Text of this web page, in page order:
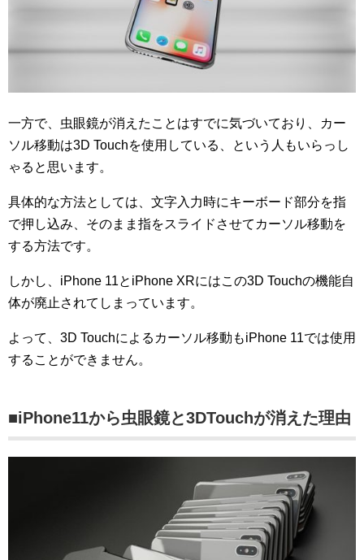
一方で、虫眼鏡が消えたことはすでに気づいており、カー
ソル移動は3D Touchを使用している、という人もいらっし
ゃると思います。
具体的な方法としては、文字入力時にキーボード部分を指
で押し込み、そのまま指をスライドさせてカーソル移動を
する方法です。
しかし、iPhone 11とiPhone XRにはこの3D Touchの機能自
体が廃止されてしまっています。
よって、3D Touchによるカーソル移動もiPhone 11では使用
することができません。
■iPhone11から虫眼鏡と3DTouchが消えた理由